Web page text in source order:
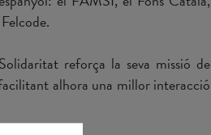
reforça la seva missió de
alhora una millor interacció